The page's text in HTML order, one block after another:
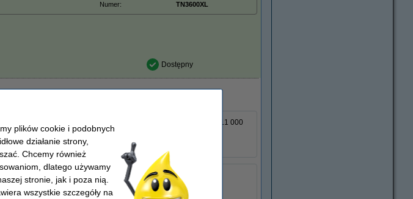
Numer: TN3600XL
Dostępny
o extra zwiększonej wydajności pozwala wydrukować około 11 000
Brother TN-3650XXL.
OEM:
TN3600XXL
Numer artykułu:
051406
Pojemność:
XXL
plików cookie i podobnych
działanie strony,
Chcemy również
dlatego używamy
stronie, jak i poza nią.
wszystkie szczegóły na